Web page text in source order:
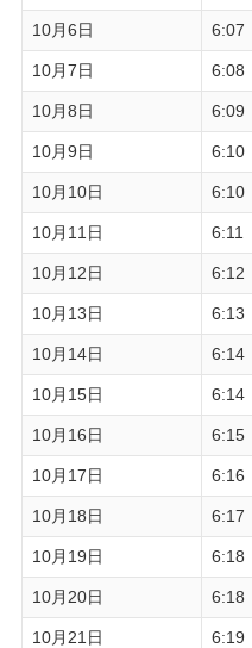
10月6日 6:07
10月7日 6:08
10月8日 6:09
10月9日 6:10
10月10日 6:10
10月11日 6:11
10月12日 6:12
10月13日 6:13
10月14日 6:14
10月15日 6:14
10月16日 6:15
10月17日 6:16
10月18日 6:17
10月19日 6:18
10月20日 6:18
10月21日 6:19